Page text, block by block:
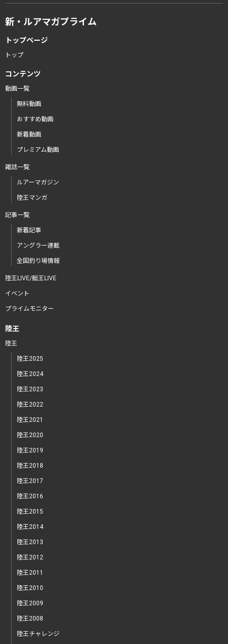
新・ルアマガプライム
トップページ
トップ
コンテンツ
動画一覧
無料動画
おすすめ動画
新着動画
プレミアム動画
雑誌一覧
ルアーマガジン
陸王マンガ
記事一覧
新着記事
アングラー連載
全国釣り場情報
陸王LIVE/艇王LIVE
イベント
プライムモニター
陸王
陸王
陸王2025
陸王2024
陸王2023
陸王2022
陸王2021
陸王2020
陸王2019
陸王2018
陸王2017
陸王2016
陸王2015
陸王2014
陸王2013
陸王2012
陸王2011
陸王2010
陸王2009
陸王2008
陸王チャレンジ